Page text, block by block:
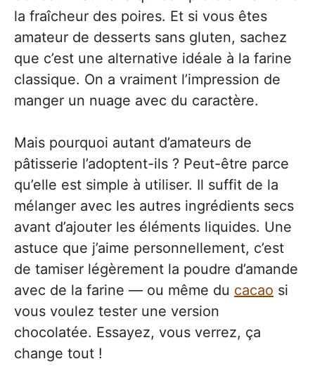
la fraîcheur des poires. Et si vous êtes
amateur de desserts sans gluten, sachez
que c’est une alternative idéale à la farine
classique. On a vraiment l’impression de
manger un nuage avec du caractère.
Mais pourquoi autant d’amateurs de
pâtisserie l’adoptent-ils ? Peut-être parce
qu’elle est simple à utiliser. Il suffit de la
mélanger avec les autres ingrédients secs
avant d’ajouter les éléments liquides. Une
astuce que j’aime personnellement, c’est
de tamiser légèrement la poudre d’amande
avec de la farine — ou même du cacao si
vous voulez tester une version
chocolatée. Essayez, vous verrez, ça
change tout !